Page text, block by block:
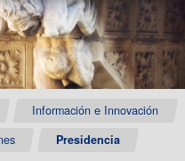
Información e Innovación
Presidencia